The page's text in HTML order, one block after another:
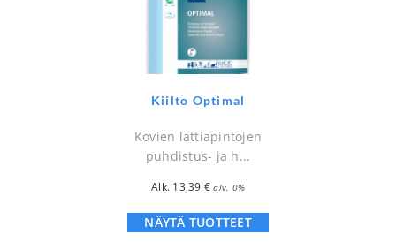
Kiilto Optimal
Kovien lattiapintojen
puhdistus- ja h...
Alk. 13,39 € alv. 0%
NÄYTÄ TUOTTEET